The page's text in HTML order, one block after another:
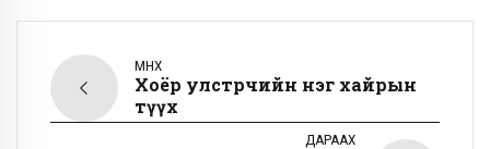
ӨМНӨХ
Хоёр улстөрчийн нэг хайрын
түүх
ДАРААХ